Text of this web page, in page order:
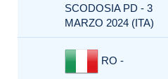
SCODOSIA PD - 3
MARZO 2024 (ITA)
RO -